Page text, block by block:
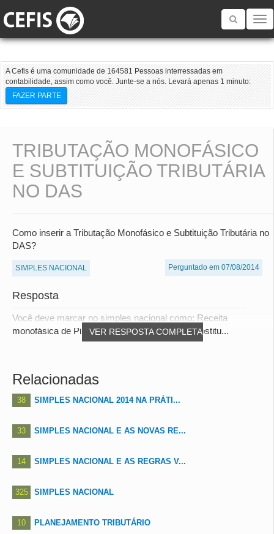
Toggle
A Cefis é uma comunidade de 164581 Pessoas interressadas em
contabilidade, assim como você. Junte-se a nós. Levará apenas 1 minuto:
FAZER PARTE
TRIBUTAÇÃO MONOFÁSICO
E SUBTITUIÇÃO TRIBUTÁRIA
NO DAS
Como inserir a Tributação Monofásico e Subtituição Tributária no
DAS?
SIMPLES NACIONAL Perguntado em 07/08/2014
Resposta
VER RESPOSTA COMPLETA
Você deve marcar no simples nacional como: Receita
monofásica de Pis/Cofins com cobrança de Substitu...
Relacionadas
38 SIMPLES NACIONAL 2014 NA PRÁTI...
33 SIMPLES NACIONAL E AS NOVAS RE...
14 SIMPLES NACIONAL E AS REGRAS V...
325 SIMPLES NACIONAL
10 PLANEJAMENTO TRIBUTÁRIO